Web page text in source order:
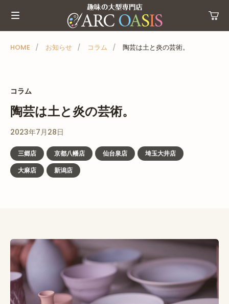
ュ
HOME お知らせ コラム 陶芸は土と炎の芸術。
コラム
陶芸は土と炎の芸術。
2023年7月28日
三郷店 京都八幡店 仙台泉店
埼玉大井店
大麻店
新潟店